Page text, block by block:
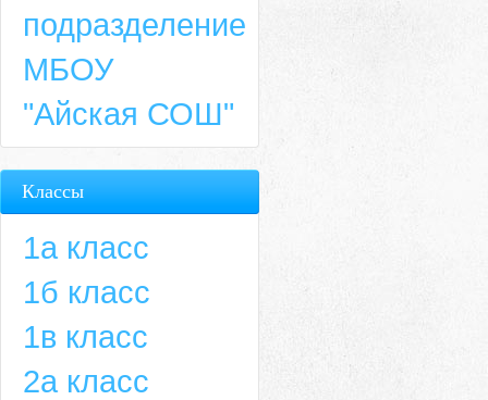
подразделение
МБОУ
"Айская СОШ"
Классы
1а класс
1б класс
1в класс
2а класс